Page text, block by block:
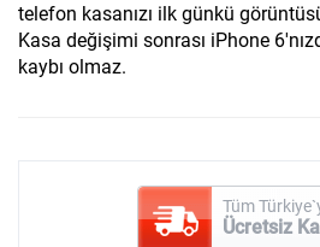
telefon kasanızı ilk günkü
Kasa değişimi sonrası iPhone
kaybı olmaz.
Tüm
Ücretsiz